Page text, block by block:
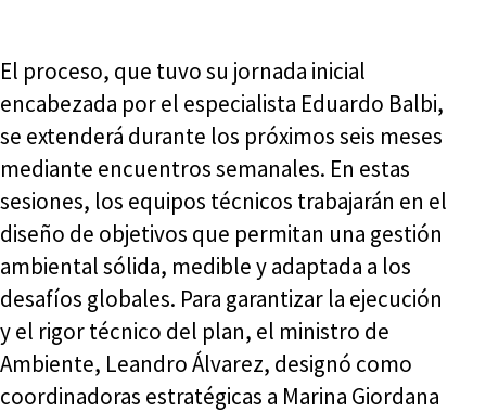
El proceso, que tuvo su jornada inicial
encabezada por el especialista Eduardo Balbi,
se extenderá durante los próximos seis meses
mediante encuentros semanales. En estas
sesiones, los equipos técnicos trabajarán en el
diseño de objetivos que permitan una gestión
ambiental sólida, medible y adaptada a los
desafíos globales. Para garantizar la ejecución
y el rigor técnico del plan, el ministro de
Ambiente, Leandro Álvarez, designó como
coordinadoras estratégicas a Marina Giordana